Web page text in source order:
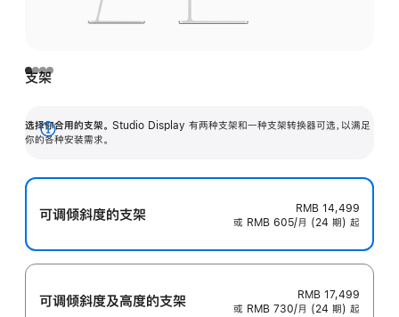
支架
选择你合用的支架。 Studio Display 有两种支架和一种支架转换器可选，以满足
你的各种安装需求。
展
可调倾斜度的支架
RMB 14,499
或 RMB 605/月 (24 期) 起
可调倾斜度及高‍度的支‍架
RMB 17,499
或 RMB 730/月 (24 期) 起